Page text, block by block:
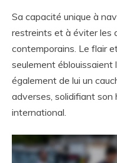
Sa capacité unique à
restreints et à éviter les
contemporains. Le flair
seulement
également de lui un
adverses, solidifiant
international.